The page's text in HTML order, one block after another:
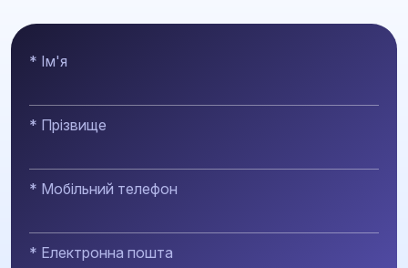
* Ім'я
* Прізвище
* Мобільний телефон
* Електронна пошта